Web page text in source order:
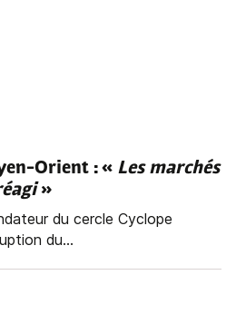
Orient : « Les marchés
»
du cercle Cyclope
du...